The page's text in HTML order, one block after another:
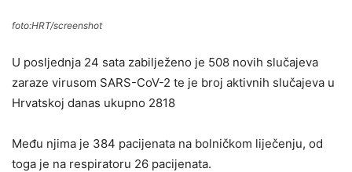
foto:HRT/screenshot
U posljednja 24 sata zabilježeno je 508 novih slučajeva
zaraze virusom SARS-CoV-2 te je broj aktivnih slučajeva u
Hrvatskoj danas ukupno 2818
Među njima je 384 pacijenata na bolničkom liječenju, od
toga je na respiratoru 26 pacijenata.